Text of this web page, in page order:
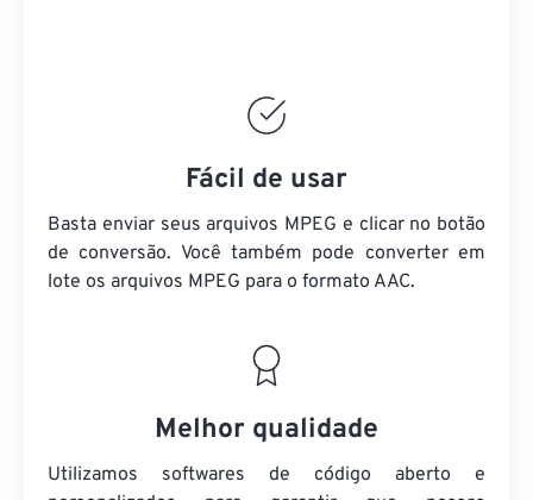
Fácil de usar
Basta enviar seus arquivos MPEG e clicar no botão
de conversão. Você também pode converter em
lote os arquivos MPEG para o formato AAC.
Melhor qualidade
Utilizamos softwares de código aberto e